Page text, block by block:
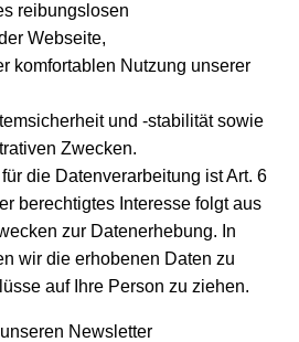
reibungslosen
Webseite,
komfortablen Nutzung unserer
und -stabilität sowie
Zwecken.
die Datenverarbeitung ist Art. 6
berechtigtes Interesse folgt aus
zur Datenerhebung. In
wir die erhobenen Daten zu
auf Ihre Person zu ziehen.
Newsletter